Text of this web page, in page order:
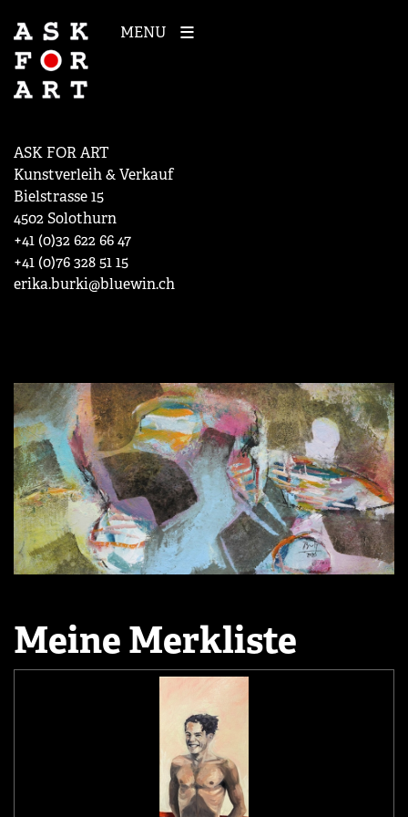
MENU
ASK FOR ART
Kunstverleih & Verkauf
Bielstrasse 15
4502 Solothurn
+41 (0)32 622 66 47
+41 (0)76 328 51 15
erika.burki@bluewin.ch
Meine Merkliste